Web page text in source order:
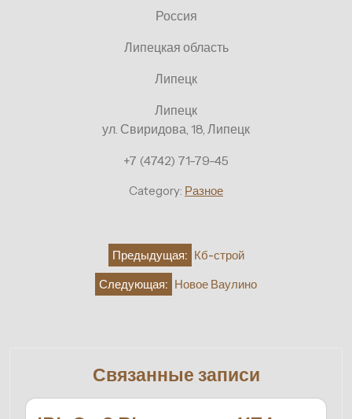
Россия
Липецкая область
Липецк
Липецк
ул. Свиридова, 18, Липецк
+7 (4742) 71-79-45
Category: Разное
НавигацияПредыдущая: Кб-строй
Следующая: Новое Ваулино
Связанные записи